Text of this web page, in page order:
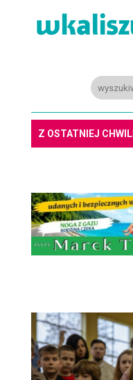
Z OSTATNIEJ CHWILI